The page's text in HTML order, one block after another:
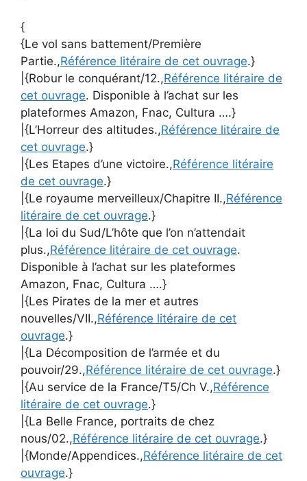
{
{Le vol sans battement/Première
Partie.,Référence litéraire de cet ouvrage.}
|{Robur le conquérant/12.,Référence litéraire de
cet ouvrage. Disponible à l’achat sur les
plateformes Amazon, Fnac, Cultura ….}
|{L’Horreur des altitudes.,Référence litéraire de
cet ouvrage.}
|{Les Etapes d’une victoire.,Référence litéraire
de cet ouvrage.}
|{Le royaume merveilleux/Chapitre II.,Référence
litéraire de cet ouvrage.}
|{La loi du Sud/L’hôte que l’on n’attendait
plus.,Référence litéraire de cet ouvrage.
Disponible à l’achat sur les plateformes
Amazon, Fnac, Cultura ….}
|{Les Pirates de la mer et autres
nouvelles/VII.,Référence litéraire de cet
ouvrage.}
|{La Décomposition de l’armée et du
pouvoir/29.,Référence litéraire de cet ouvrage.}
|{Au service de la France/T5/Ch V.,Référence
litéraire de cet ouvrage.}
|{La Belle France, portraits de chez
nous/02.,Référence litéraire de cet ouvrage.}
|{Monde/Appendices.,Référence litéraire de cet
ouvrage.}